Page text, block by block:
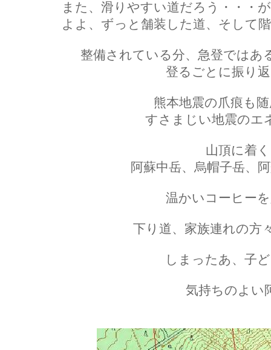
また、滑りやすい道だろう・・・
よよ、ずっと舗装した道、そして
整備されている分、急登ではあ
登るごとに振り
熊本地震の爪痕も
すさまじい地震のエ
山頂に着
阿蘇中岳、烏帽子岳、
温かいコーヒー
下り道、家族連れの方
しまったあ、子
気持ちのよい